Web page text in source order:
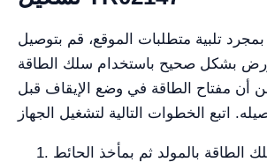
بمجرد تلبية متطلبات الموقع، قم بتوصيل YR02147 بمأخذ
بشكل صحيح باستخدام سلك الطاقة
أن مفتاح الطاقة في وضع الإيقاف قبل